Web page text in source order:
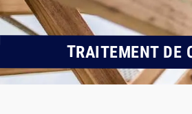
TRAITEMENT DE